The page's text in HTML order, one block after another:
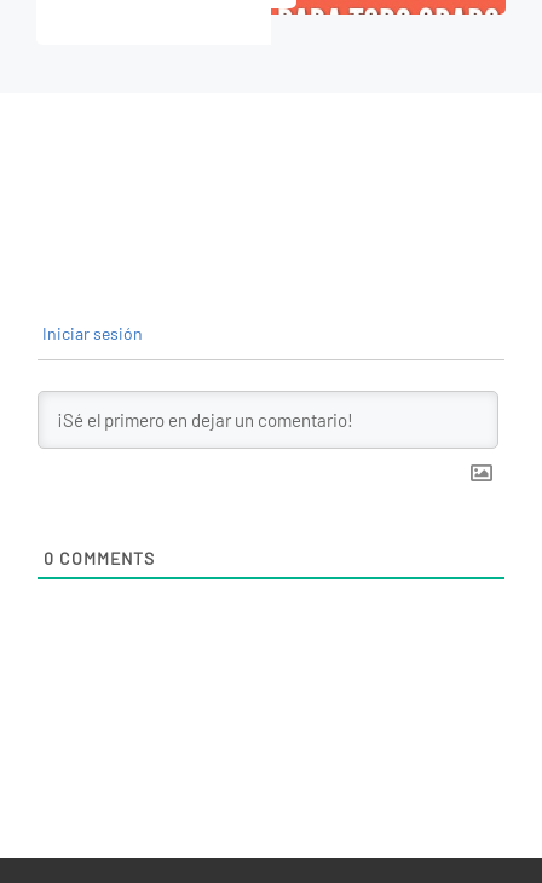
Iniciar sesión
0 COMMENTS